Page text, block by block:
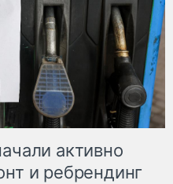
активно
и ребрендинг